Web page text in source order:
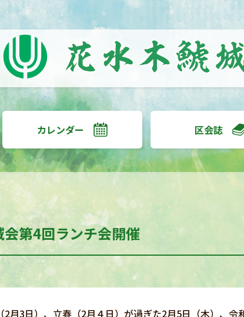
カレンダー 区会誌
第4回ランチ会開催
月3日）、立春（2月４日）が過ぎた2月5日（木）、令